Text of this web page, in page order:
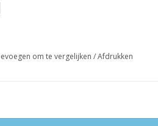
om te vergelijken /Afdrukken